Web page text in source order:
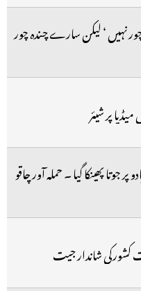
نہیں ‘ لیکن سارے چندہ چور
پر شیئر
جوتا پھینکا گیا ۔ حملہ آور چاقو
کشورکی شاندار جیت